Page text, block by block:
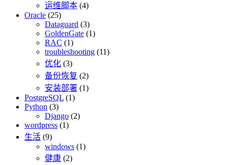
运维脚本 (4)
Oracle (25)
Dataguard (3)
GoldenGate (1)
RAC (1)
troubleshooting (11)
优化 (3)
备份恢复 (2)
安装部署 (1)
PostgreSQL (1)
Python (3)
Django (2)
wordpress (1)
生活 (9)
windows (1)
健康 (2)